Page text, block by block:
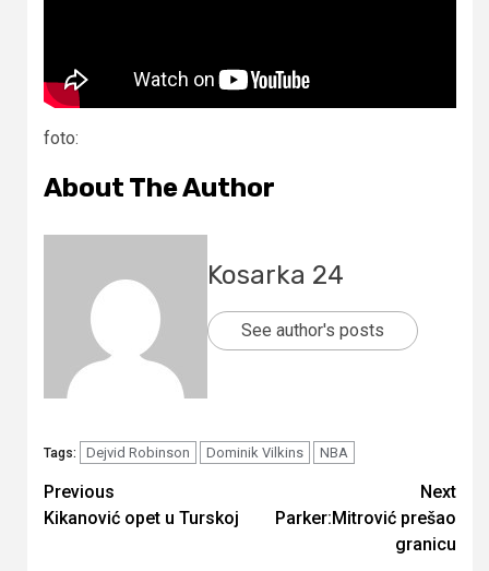
foto:
About The Author
Kosarka 24
See author's posts
Tags: Dejvid Robinson Dominik Vilkins NBA
Continue
Reading
Previous
Kikanović opet u Turskoj
Next
Parker:Mitrović prešao
granicu